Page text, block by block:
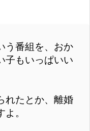
う番組を、おか
子もいっぱいい
れたとか、離婚
。